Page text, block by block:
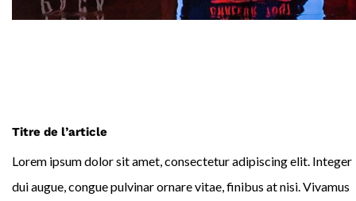
Titre de l’article
Lorem ipsum dolor sit amet, consectetur adipiscing elit. Integer
dui augue, congue pulvinar ornare vitae, finibus at nisi. Vivamus